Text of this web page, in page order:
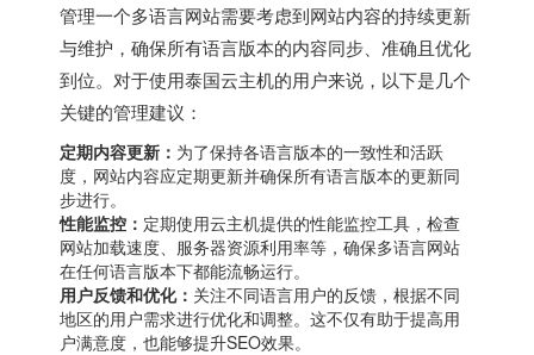
管理一个多语言网站需要考虑到网站内容的持续更新
与维护，确保所有语言版本的内容同步、准确且优化
到位。对于使用泰国云主机的用户来说，以下是几个
关键的管理建议：
定期内容更新： 为了保持各语言版本的一致性和活跃
度，网站内容应定期更新并确保所有语言版本的更新同
步进行。
性能监控： 定期使用云主机提供的性能监控工具，检查
网站加载速度、服务器资源利用率等，确保多语言网站
在任何语言版本下都能流畅运行。
用户反馈和优化： 关注不同语言用户的反馈，根据不同
地区的用户需求进行优化和调整。这不仅有助于提高用
户满意度，也能够提升SEO效果。